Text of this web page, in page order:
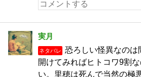
実月
ネタバレ
恐ろしい怪異なのは
開けてみればヒトコワ9割
い。里穂は死んで当然の極